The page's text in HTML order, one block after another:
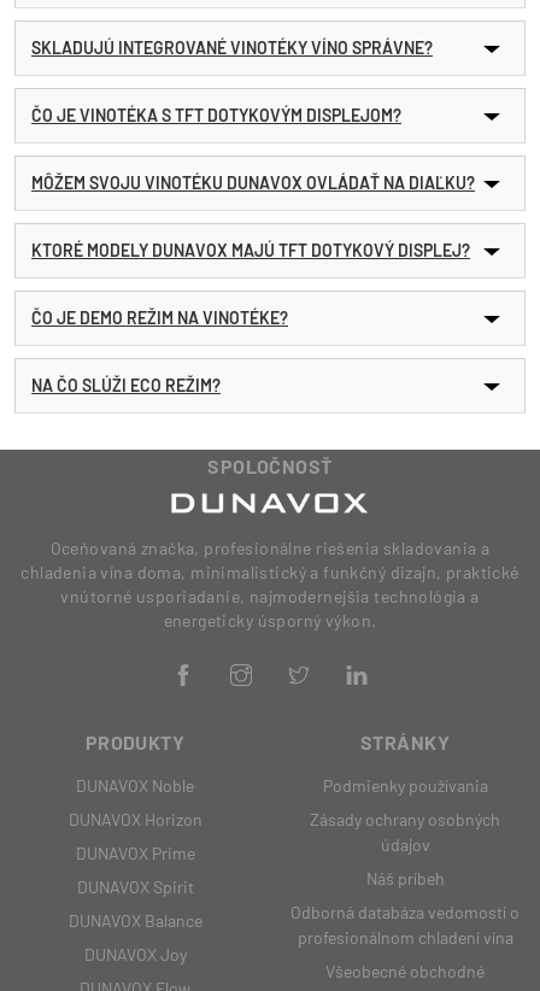
SKLADUJÚ INTEGROVANÉ VINOTÉKY VÍNO SPRÁVNE?
ČO JE VINOTÉKA S TFT DOTYKOVÝM DISPLEJOM?
MÔŽEM SVOJU VINOTÉKU DUNAVOX OVLÁDAŤ NA DIAĽKU?
KTORÉ MODELY DUNAVOX MAJÚ TFT DOTYKOVÝ DISPLEJ?
ČO JE DEMO REŽIM NA VINOTÉKE?
NA ČO SLÚŽI ECO REŽIM?
SPOLOČNOSŤ
Oceňovaná značka, profesionálne riešenia skladovania a
chladenia vína doma, minimalistický a funkčný dizajn, praktické
vnútorné usporiadanie, najmodernejšia technológia a
energeticky úsporný výkon.
PRODUKTY
DUNAVOX Noble
DUNAVOX Horizon
DUNAVOX Prime
DUNAVOX Spirit
DUNAVOX Balance
DUNAVOX Joy
STRÁNKY
Podmienky používania
Zásady ochrany osobných
údajov
Náš príbeh
Odborná databáza vedomostí o
profesionálnom chladení vína
Všeobecné obchodné